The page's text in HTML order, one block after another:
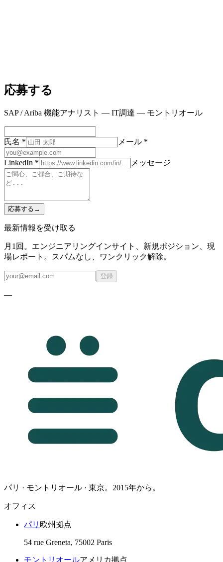
応募する
SAP / Ariba 機能アナリスト — IT調達 — モントリオール
氏名 * メール *
LinkedIn * メッセージ
応募する →
最新情報を受け取る
月1回。エンジニアリングインサイト、新規ポジション、現
場レポート。スパムなし、ワンクリック解除。
登録
—
パリ · モントリオール · 東京。2015年から。
オフィス
パリ 欧州拠点
54 rue Greneta, 75002 Paris
モントリオールアメリカ拠点